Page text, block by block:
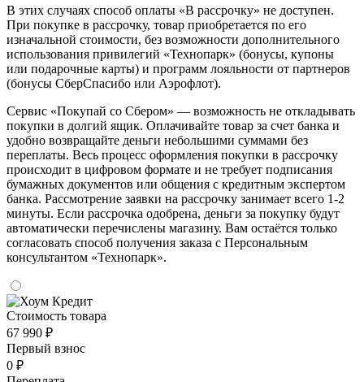
В этих случаях способ оплаты «В рассрочку» не доступен.
При покупке в рассрочку, товар приобретается по его
изначальной стоимости, без возможности дополнительного
использования привилегий «Технопарк» (бонусы, купоны
или подарочные карты) и программ лояльности от партнеров
(бонусы СберСпасибо или Аэрофлот).
Сервис «Покупай со Сбером» — возможность не откладывать
покупки в долгий ящик. Оплачивайте товар за счет банка и
удобно возвращайте деньги небольшими суммами без
переплаты. Весь процесс оформления покупки в рассрочку
происходит в цифровом формате и не требует подписания
бумажных документов или общения с кредитным экспертом
банка. Рассмотрение заявки на рассрочку занимает всего 1-2
минуты. Если рассрочка одобрена, деньги за покупку будут
автоматически перечислены магазину. Вам остаётся только
согласовать способ получения заказа с Персональным
консультантом «Технопарк».
Стоимость товара
67 990 ₽
Первый взнос
0 ₽